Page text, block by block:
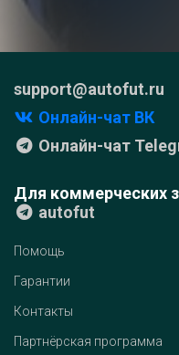
support@autofut.ru
Онлайн-чат ВК
Онлайн-чат
Для коммерческих
autofut
Помощь
Гарантии
Контакты
Партнёрская программа